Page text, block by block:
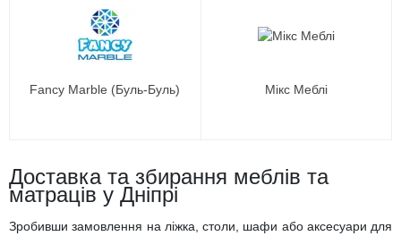
Fancy Marble (Буль-Буль) Мікс Меблі
Доставка та збирання меблів та
матраців у Дніпрі
Зробивши замовлення на ліжка, столи, шафи або аксесуари для